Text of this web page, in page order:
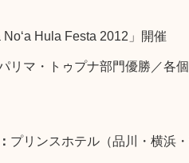
Hula Festa 2012」開催
リマ・トゥプナ部門優勝／各
プリンスホテル（品川・横浜